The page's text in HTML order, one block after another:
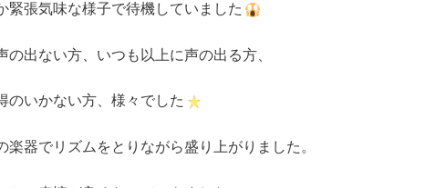
緊張気味な様子で待機していました
出ない方、いつも以上に声の出る方、
のいかない方、様々でした
器でリズムをとりながら盛り上がりました。